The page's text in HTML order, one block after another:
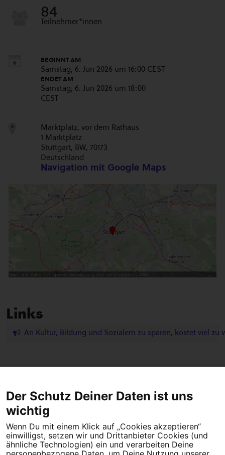
84
Teilnehmer*innen
BEGINNT AM
Samstag, 6. Jun 2026 um 16:00 CEST
ENDET AM
Samstag, 6. Jun 2026 um 18:00
CEST
Marktplatz, vor dem Rathaus
1 Marktplatz
Stuttgart, BW, 70173
Deutschland
Navigation mit Google Maps
Links
An Kultur, Bildung und Sozialem zu sparen, kostet viel zu
Tipps für deine Petition
Darum WeAct
Partnerprogramm
Der Schutz Deiner Daten ist uns
wichtig
Wenn Du mit einem Klick auf „Cookies akzeptieren“
einwilligst, setzen wir und Drittanbieter Cookies (und
ähnliche Technologien) ein und verarbeiten Deine